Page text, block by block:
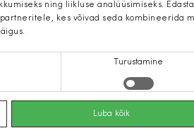
ning liikluse analüüsimiseks.
kes võivad seda kombineerida
Turustamine
Luba kõik
99,67 € / kuu
rohkem